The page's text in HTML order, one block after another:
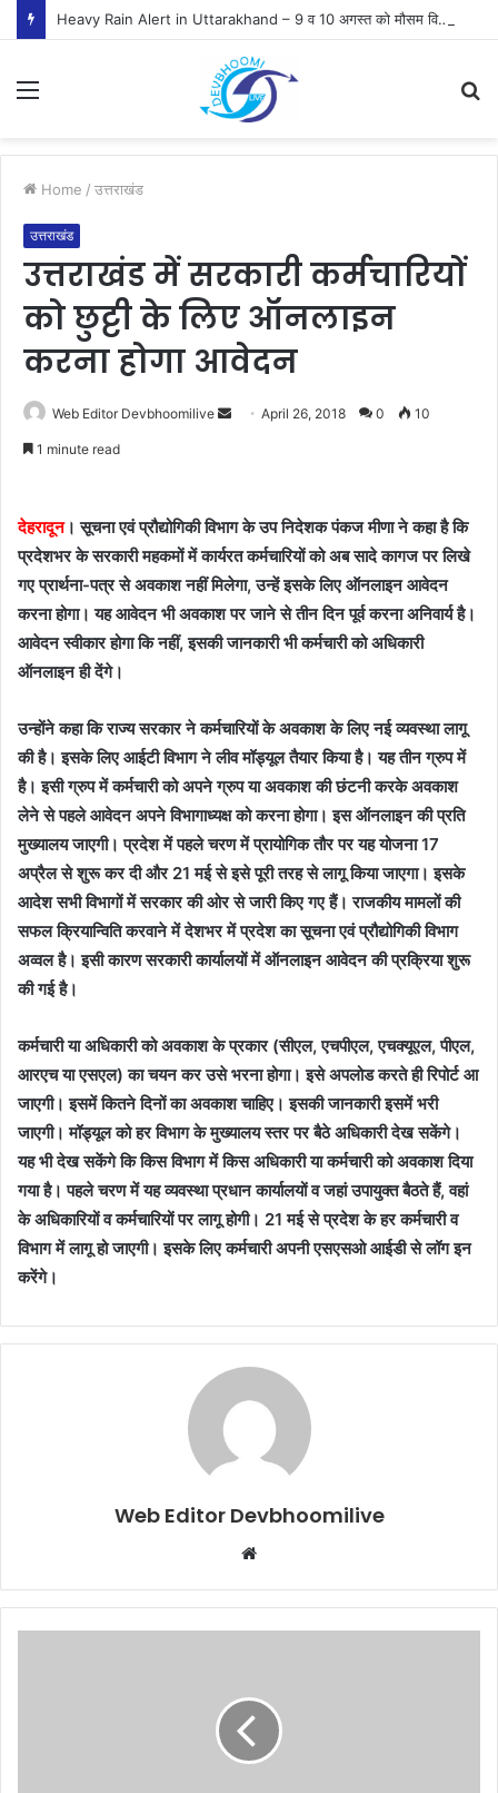
Heavy Rain Alert in Uttarakhand – 9 व 10 अगस्त को मौसम विभाग ने जारी किया ऑरेंज व येलो अलर्ट
Menu
Home / उत्तराखंड
उत्तराखंड
उत्तराखंड में सरकारी कर्मचारियों
को छुट्टी के लिए ऑनलाइन
करना होगा आवेदन
Web Editor Devbhoomilive
SendApril 26, 2018 0 10
1 minute read
देहरादून। सूचना एवं प्रौद्योगिकी विभाग के उप निदेशक पंकज मीणा ने कहा है कि
प्रदेशभर के सरकारी महकमों में कार्यरत कर्मचारियों को अब सादे कागज पर लिखे
गए प्रार्थना-पत्र से अवकाश नहीं मिलेगा, उन्हें इसके लिए ऑनलाइन आवेदन
करना होगा। यह आवेदन भी अवकाश पर जाने से तीन दिन पूर्व करना अनिवार्य है।
आवेदन स्वीकार होगा कि नहीं, इसकी जानकारी भी कर्मचारी को अधिकारी
ऑनलाइन ही देंगे।
उन्होंने कहा कि राज्य सरकार ने कर्मचारियों के अवकाश के लिए नई व्यवस्था लागू
की है। इसके लिए आईटी विभाग ने लीव मॉड्यूल तैयार किया है। यह तीन ग्रुप में
है। इसी ग्रुप में कर्मचारी को अपने ग्रुप या अवकाश की छंटनी करके अवकाश
लेने से पहले आवेदन अपने विभागाध्यक्ष को करना होगा। इस ऑनलाइन की प्रति
मुख्यालय जाएगी। प्रदेश में पहले चरण में प्रायोगिक तौर पर यह योजना 17
अप्रैल से शुरू कर दी और 21 मई से इसे पूरी तरह से लागू किया जाएगा। इसके
आदेश सभी विभागों में सरकार की ओर से जारी किए गए हैं। राजकीय मामलों की
सफल क्रियान्विति करवाने में देशभर में प्रदेश का सूचना एवं प्रौद्योगिकी विभाग
अव्वल है। इसी कारण सरकारी कार्यालयों में ऑनलाइन आवेदन की प्रक्रिया शुरू
की गई है।
कर्मचारी या अधिकारी को अवकाश के प्रकार (सीएल, एचपीएल, एचक्यूएल, पीएल,
आरएच या एसएल) का चयन कर उसे भरना होगा। इसे अपलोड करते ही रिपोर्ट आ
जाएगी। इसमें कितने दिनों का अवकाश चाहिए। इसकी जानकारी इसमें भरी
जाएगी। मॉड्यूल को हर विभाग के मुख्यालय स्तर पर बैठे अधिकारी देख सकेंगे।
यह भी देख सकेंगे कि किस विभाग में किस अधिकारी या कर्मचारी को अवकाश दिया
गया है। पहले चरण में यह व्यवस्था प्रधान कार्यालयों व जहां उपायुक्त बैठते हैं, वहां
के अधिकारियों व कर्मचारियों पर लागू होगी। 21 मई से प्रदेश के हर कर्मचारी व
विभाग में लागू हो जाएगी। इसके लिए कर्मचारी अपनी एसएसओ आईडी से लॉग इन
करेंगे।
Web Editor Devbhoomilive
Website